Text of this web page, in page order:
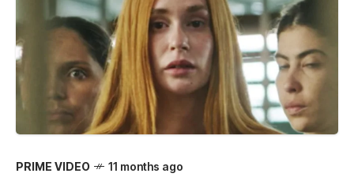
PRIME VIDEO 11 months ago